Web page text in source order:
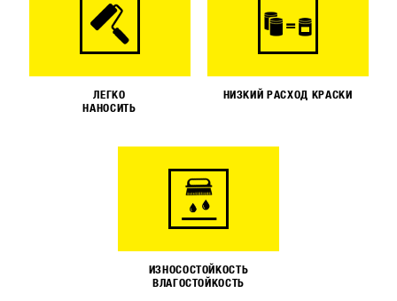
ЛЕГКО
НАНОСИТЬ
НИЗКИЙ РАСХОД КРАСКИ
ИЗНОСОСТОЙКОСТЬ
ВЛАГОСТОЙКОСТЬ